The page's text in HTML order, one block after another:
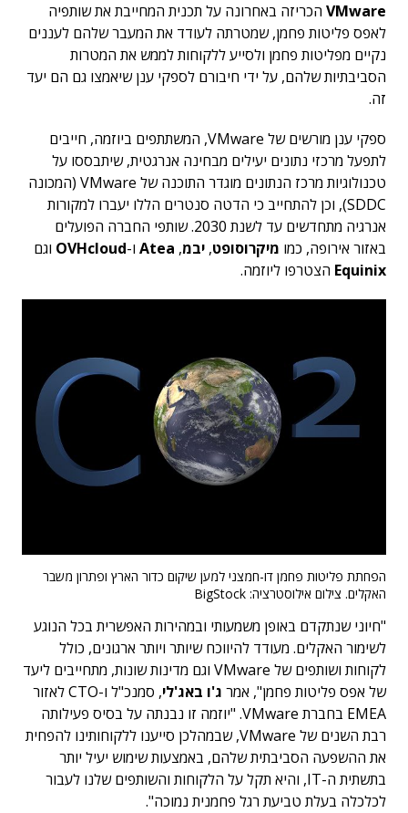
VMware הכריזה באחרונה על תכנית המחייבת את שותפיה
לאפס פליטות פחמן, שמטרתה לעודד את המעבר שלהם לעננים
נקיים מפליטות פחמן ולסייע ללקוחות לממש את המטרות
הסביבתיות שלהם, על ידי חיבורם לספקי ענן שיאמצו גם הם יעד
זה.
ספקי ענן מורשים של VMware, המשתתפים ביוזמה, חייבים
לתפעל מרכזי נתונים יעילים מבחינה אנרגטית, שיתבססו על
טכנולוגיות מרכז הנתונים מוגדר התוכנה של VMware (המכונה
SDDC), וכן להתחייב כי הדטה סנטרים הללו יעברו למקורות
אנרגיה מתחדשים עד לשנת 2030. שותפי החברה הפועלים
באזור אירופה, כמו מיקרוסופט, יבמ, ו-OVHcloud וגם
Equinix הצטרפו ליוזמה.
הפחתת פליטות פחמן דו-חמצני למען שיקום כדור הארץ ופתרון משבר
האקלים. צילום אילוסטרציה: BigStock
"חיוני שנתקדם באופן משמעותי ובמהירות האפשרית בכל הנוגע
לשימור האקלים. מעודד להיווכח שיותר ויותר ארגונים, כולל
לקוחות ושותפים של VMware וגם מדינות שונות, מתחייבים ליעד
של אפס פליטות פחמן", אמר ג'ו באג'לי
, סמנכ"ל ו-CTO לאזור
EMEA בחברת VMware. "יוזמה זו נבנתה על בסיס פעילותה
רבת השנים של VMware, שבמהלכן סייענו ללקוחותינו להפחית
את ההשפעה הסביבתית שלהם, באמצעות שימוש יעיל יותר
בתשתית ה-IT, והיא תקל על הלקוחות והשותפים שלנו לעבור
לכלכלה בעלת טביעת רגל פחמנית נמוכה".